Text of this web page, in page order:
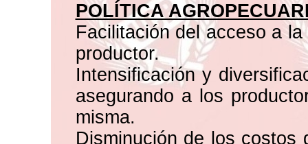
POLÍTICA
Facilitación del acceso a
productor.
Intensificación y
asegurando a los
misma.
Disminución de los costos